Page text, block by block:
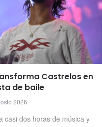
Castrelos en
de baile
2026
casi dos horas de música y